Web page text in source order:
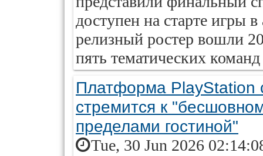
доступен на старте игры в
релизный ростер вошли
пять тематических
Платформа PlayStation
стремится к
пределами гостиной"
Tue, 30 Jun 2026